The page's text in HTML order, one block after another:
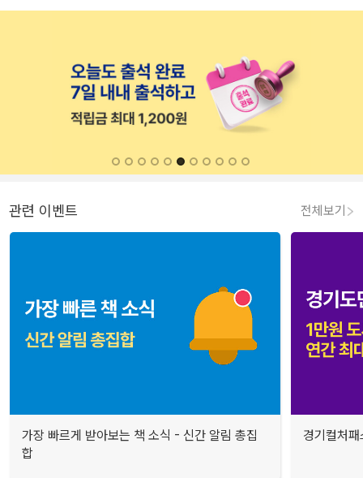
관련 이벤트 전체보기
가장 빠르게 받아보는 책 소식 - 신간 알림 총집
합
경기컬처